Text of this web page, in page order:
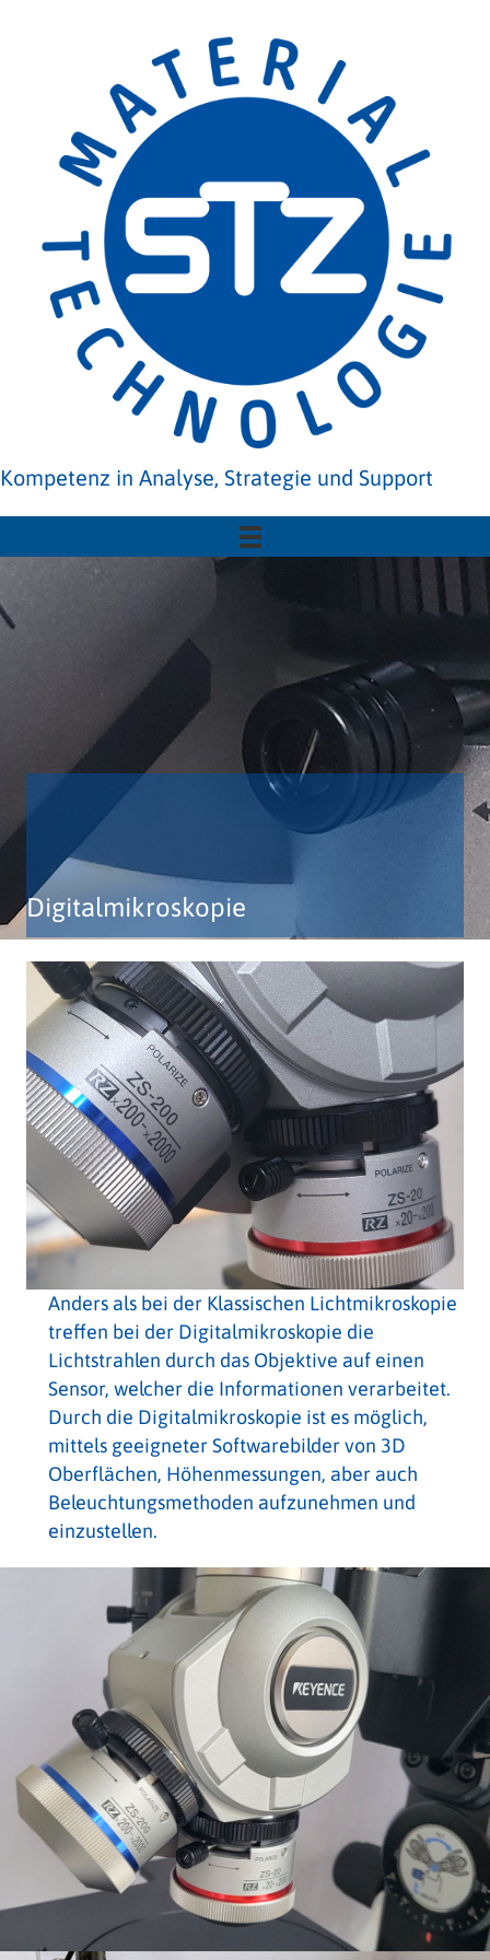
Kompetenz in Analyse, Strategie und Support
Digitalmikroskopie
Anders als bei der Klassischen Lichtmikroskopie
treffen bei der Digitalmikroskopie die
Lichtstrahlen durch das Objektive auf einen
Sensor, welcher die Informationen verarbeitet.
Durch die Digitalmikroskopie ist es möglich,
mittels geeigneter Softwarebilder von 3D
Oberflächen, Höhenmessungen, aber auch
Beleuchtungsmethoden aufzunehmen und
einzustellen.